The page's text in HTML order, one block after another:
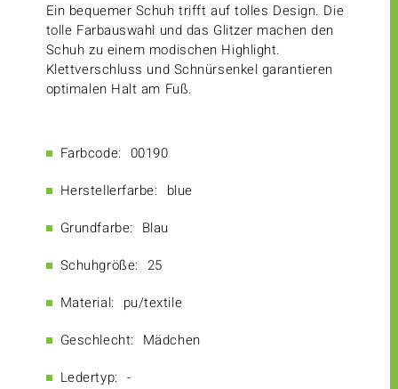
Ein bequemer Schuh trifft auf tolles Design. Die
tolle Farbauswahl und das Glitzer machen den
Schuh zu einem modischen Highlight.
Klettverschluss und Schnürsenkel garantieren
optimalen Halt am Fuß.
Farbcode: 00190
Herstellerfarbe: blue
Grundfarbe: Blau
Schuhgröße: 25
Material: pu/textile
Geschlecht: Mädchen
Ledertyp: -